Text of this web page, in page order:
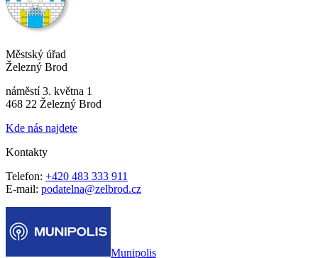
Městský úřad
Železný Brod
náměstí 3. května 1
468 22 Železný Brod
Kde nás najdete
Kontakty
Telefon: +420 483 333 911
E-mail: podatelna@zelbrod.cz
Munipolis